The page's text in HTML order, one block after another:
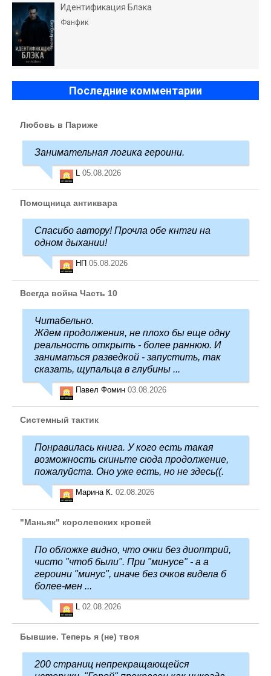
Идентификация Блэка
Фанфик
Последние комментарии
Любовь в Париже
Занимательная логика героини.
05.08.2026
Помощница антиквара
Спасибо автору! Прочла обе кнтги на
одном дыхании!
НП 05.08.2026
Всегда война Часть 10
Читабельно.
Ждем продолжения, не плохо бы еще одну
реальность открыть - более раннюю. И
заниматься разведкой - запустить, так
сказать, щупальца в глубины ...
Павел Фомин 03.08.2026
Системный тактик
Понравилась книга. У кого есть такая
возможность скиньте сюда продолжение,
пожалуйста. Оно уже есть, но не здесь((.
Марина К. 02.08.2026
"Маньяк" королевских кровей
По обложке видно, что очки без диоптрий,
чисто "чтоб были". При "минусе" - а а
героини "минус", иначе без очков видела б
более-мен ...
02.08.2026
Бывшие. Теперь я (не) твоя
200 страниц непрекращающейся